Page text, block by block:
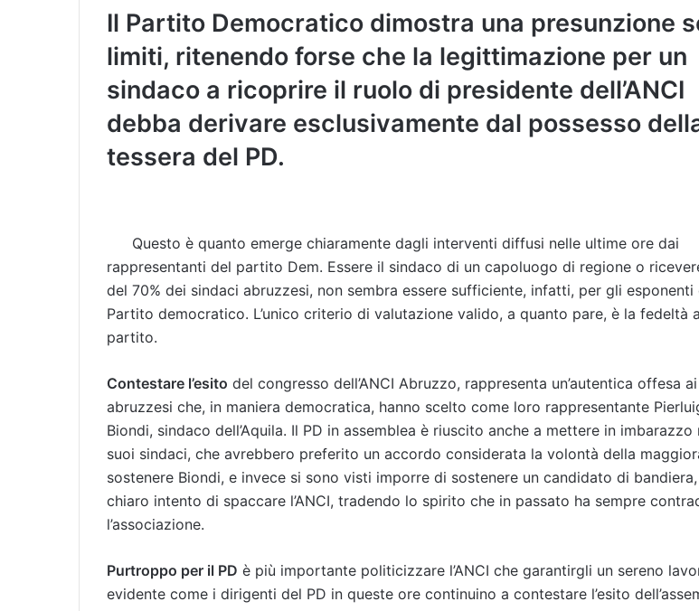
Il Partito Democratico dimostra una presunzione
limiti, ritenendo forse che la legittimazione per un
sindaco a ricoprire il ruolo di presidente dell’ANCI
debba derivare esclusivamente dal possesso
tessera del PD.
Questo è quanto emerge chiaramente dagli interventi diffusi nelle ultime ore dai
rappresentanti del partito Dem. Essere il sindaco di un capoluogo di regione o
del 70% dei sindaci abruzzesi, non sembra essere sufficiente, infatti, per gli esponenti
Partito democratico. L’unico criterio di valutazione valido, a quanto pare, è la fedeltà
partito.
Contestare l’esito del congresso dell’ANCI Abruzzo, rappresenta un’autentica offesa
abruzzesi che, in maniera democratica, hanno scelto come loro rappresentante
Biondi, sindaco dell’Aquila. Il PD in assemblea è riuscito anche a mettere in
suoi sindaci, che avrebbero preferito un accordo considerata la volontà della
sostenere Biondi, e invece si sono visti imporre di sostenere un candidato di
chiaro intento di spaccare l’ANCI, tradendo lo spirito che in passato ha sempre
l’associazione.
Purtroppo per il PD è più importante politicizzare l’ANCI che garantirgli un sereno
evidente come i dirigenti del PD in queste ore continuino a contestare l’esito